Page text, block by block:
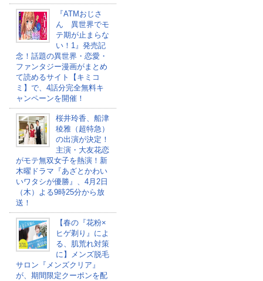
『ATMおじさ
ん 異世界でモ
テ期が止まらな
い！1』発売記
念！話題の異世界・恋愛・
ファンタジー漫画がまとめ
て読めるサイト【キミコ
ミ】で、4話分完全無料キ
ャンペーンを開催！
桜井玲香、船津
稜雅（超特急）
の出演が決定！
主演・大友花恋
がモテ無双女子を熱演！新
木曜ドラマ『あざとかわい
いワタシが優勝』、4月2日
（木）よる9時25分から放
送！
【春の『花粉×
ヒゲ剃り』によ
る、肌荒れ対策
に】メンズ脱毛
サロン『メンズクリア』
が、期間限定クーポンを配